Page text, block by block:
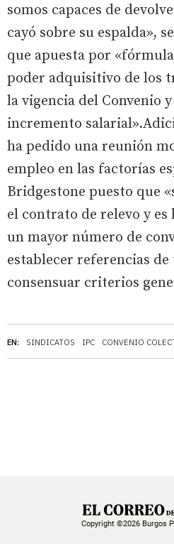
EN: SINDICATOS IPC CONVENIO
somos capaces de
cayó sobre su espalda»,
que apuesta por
poder adquisitivo de los
la vigencia del Convenio
incremento
ha pedido una reunión
empleo en las factorías
Bridgestone puesto que
el contrato de relevo y
un mayor número de
establecer referencias
consensuar criterios
Copyright ©2026 Burgos